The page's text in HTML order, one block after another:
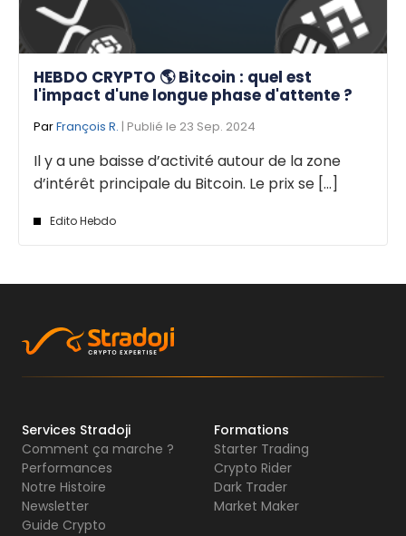
HEBDO CRYPTO 🌎 Bitcoin : quel est
l'impact d'une longue phase d'attente ?
ParFrançois R. | Publié le 23 Sep. 2024
Il y a une baisse d’activité autour de la zone
d’intérêt principale du Bitcoin. Le prix se [...]
Edito Hebdo
Services Stradoji
Comment ça marche ?
Performances
Notre Histoire
Newsletter
Guide Crypto
Formations
Starter Trading
Crypto Rider
Dark Trader
Market Maker